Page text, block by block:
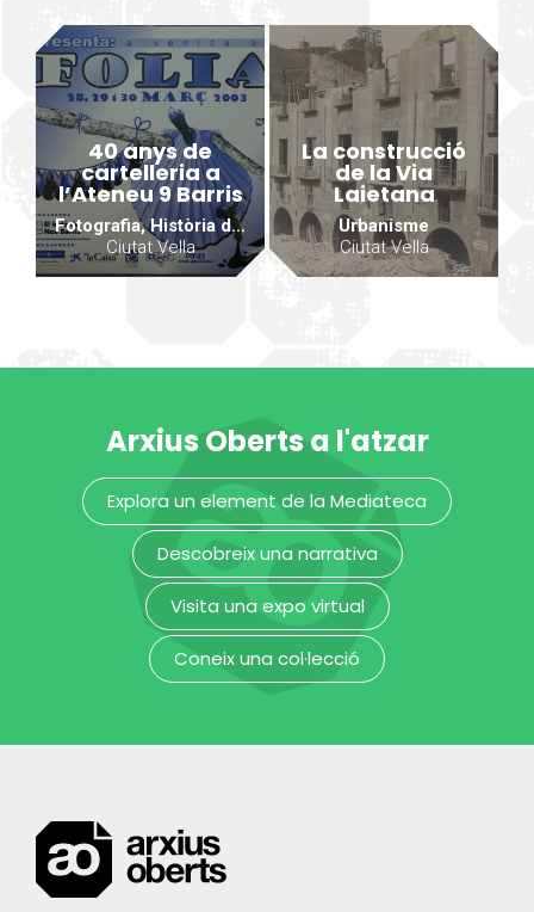
40 anys de
cartelleria a
l’Ateneu 9 Barris
Fotografia, Història de la ciutat
Ciutat Vella
La construcció
de la Via
Laietana
Urbanisme
Ciutat Vella
Arxius Oberts a l'atzar
Explora un element de la Mediateca
Descobreix una narrativa
Visita una expo virtual
Coneix una col·lecció